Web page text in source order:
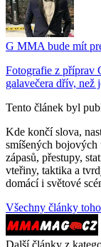
G MMA bude mít
Fotografie z příprav
galavečera dřív, než
Tento článek byl
Kde končí slova,
smíšených
zápasů, přestupy,
vteřiny, taktika a
domácí i světové
Všechny články
Další články z